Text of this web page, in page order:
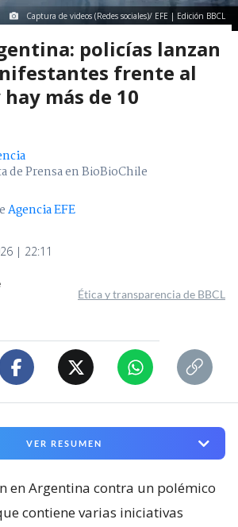
Captura de videos (Redes sociales)/ EFE | Edición BBCL
policías lanzan
frente al
más de 10
de Prensa en BioBioChile
Agencia EFE
| 22:11
Ética y transparencia de BBCL
VER RESUMEN
en Argentina contra un polémico
contiene varias iniciativas